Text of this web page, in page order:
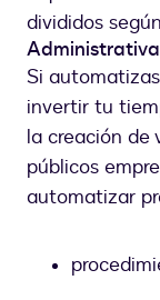
divididos
Si
invertir tu
la creación de
públicos
automatizar